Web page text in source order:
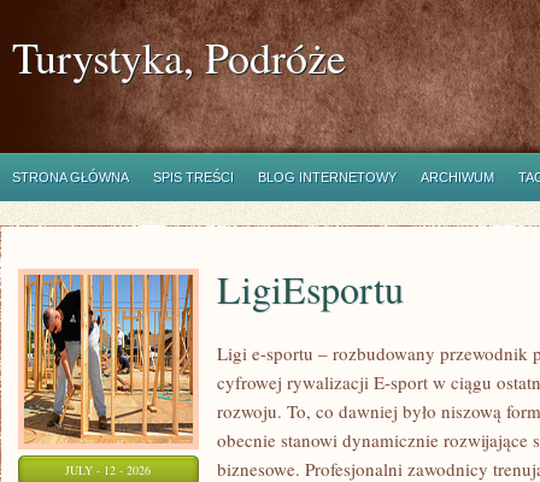
Turystyka, Podróże
STRONA GŁÓWNA SPIS TREŚCI BLOG INTERNETOWY ARCHIWUM
JULY - 12 - 2026
LigiEsportu
Ligi e-sportu – rozbudowany przewodnik
cyfrowej rywalizacji E-sport w ciągu
rozwoju. To, co dawniej było niszową
obecnie stanowi dynamicznie rozwijające
biznesowe. Profesjonalni zawodnicy